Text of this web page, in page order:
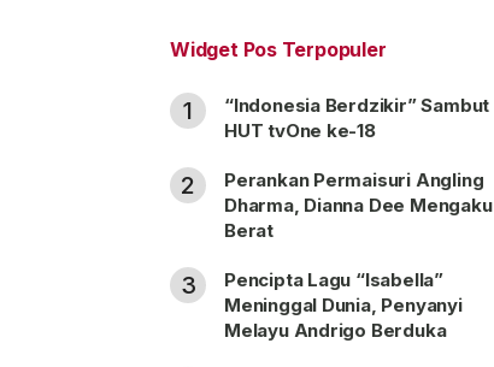
Widget Pos Terpopuler
1
“Indonesia Berdzikir” Sambut
HUT tvOne ke-18
2
Perankan Permaisuri Angling
Dharma, Dianna Dee Mengaku
Berat
3
Pencipta Lagu “Isabella”
Meninggal Dunia, Penyanyi
Melayu Andrigo Berduka